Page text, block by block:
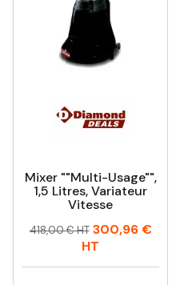
Mixer ""Multi-Usage"",
1,5 Litres, Variateur
Vitesse
Prix
Prix
418,00 € HT 300,96 €
HT